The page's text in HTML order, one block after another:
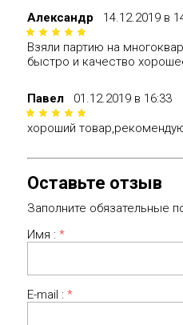
Александр 14.12.2019 в
Взяли партию на
быстро и качество
Павел 01.12.2019 в 16:33
хороший
Оставьте отзыв
Заполните обязательные
Имя : *
E-mail : *